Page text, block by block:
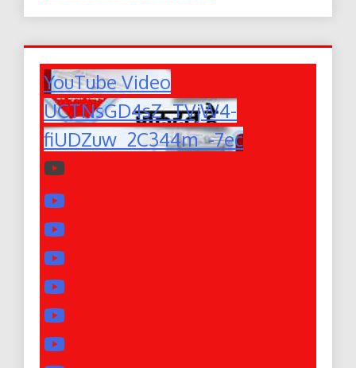
YouTube Video
UCTNsGD4sZ_TVjW4-
fiUDZuw_2C344m_-7ec